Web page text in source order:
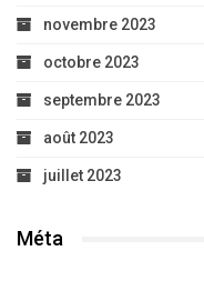
novembre 2023
octobre 2023
septembre 2023
août 2023
juillet 2023
Méta